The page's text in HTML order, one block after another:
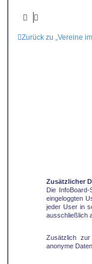
Zurück zu „Vereine
Zusätzlicher
Die
eingeloggten
jeder User in
ausschließlich
Zusätzlich
anonyme